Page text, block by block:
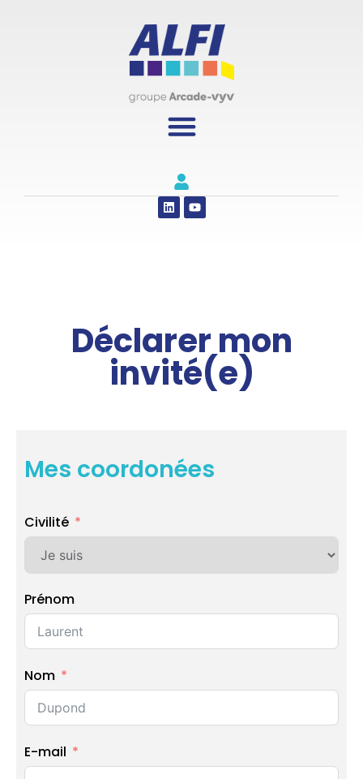
Déclarer mon
invité(e)
Mes coordonées
Civilité
Prénom
Nom
E-mail